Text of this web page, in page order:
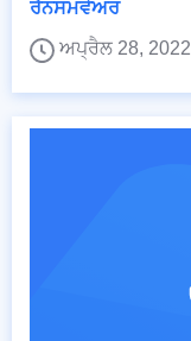
ਰੈਨਸਮਵੇਅਰ
ਅਪ੍ਰੈਲ 28, 2022